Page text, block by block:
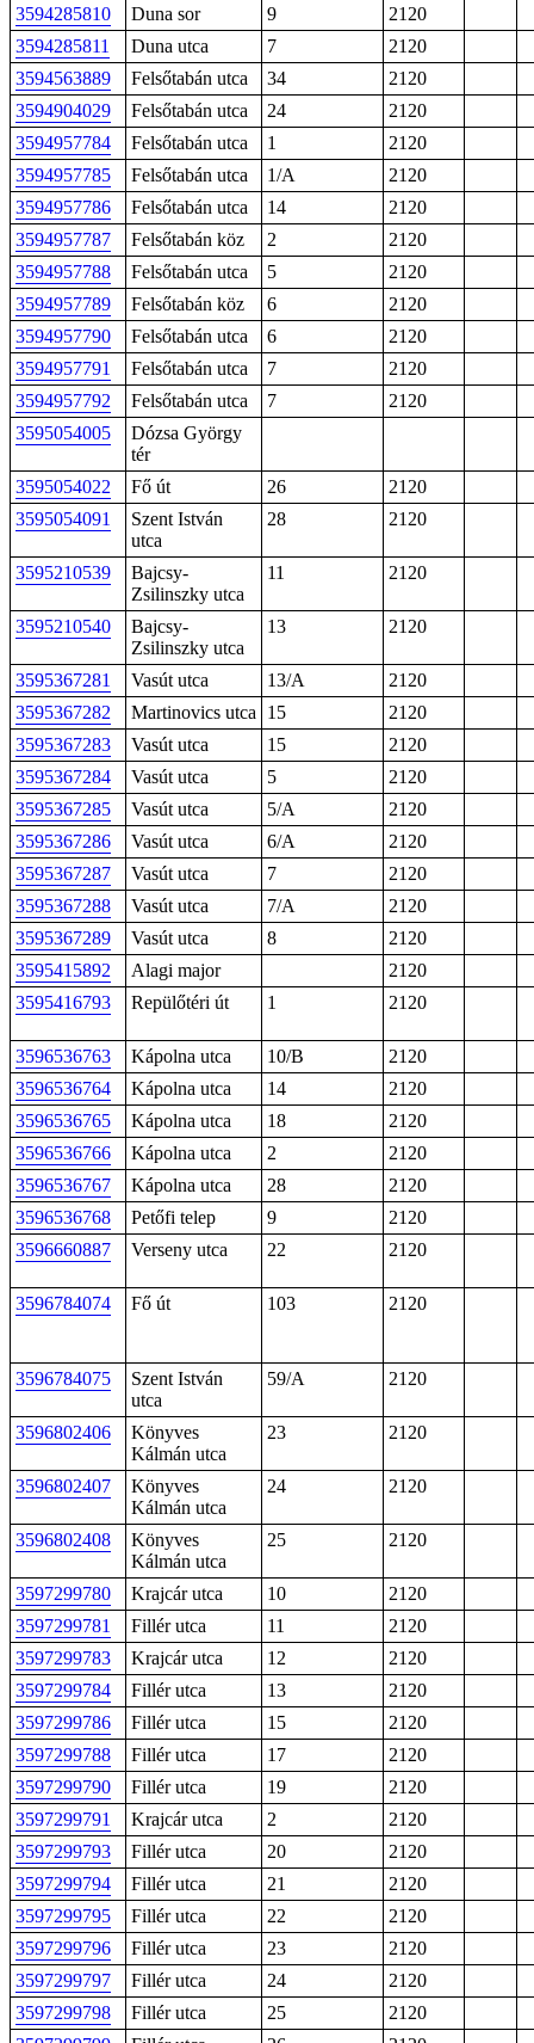
3594285810
Duna sor 9
2120
3594285811
Duna utca 7
2120
3594563889
Felsőtabán utca 34
2120
3594904029
Felsőtabán utca 24
2120
3594957784
Felsőtabán utca 1
2120
3594957785
Felsőtabán utca 1/A
2120
3594957786
Felsőtabán utca 14
2120
3594957787
Felsőtabán köz 2
2120
3594957788
Felsőtabán utca 5
2120
3594957789
Felsőtabán köz 6
2120
3594957790
Felsőtabán utca 6
2120
3594957791
Felsőtabán utca 7
2120
3594957792
Felsőtabán utca 7
2120
3595054005
Dózsa György
tér
3595054022
Fő út 26
2120
3595054091
Szent István
utca
28 2120
3595210539
Bajcsy-
Zsilinszky utca
11 2120
3595210540
Bajcsy-
Zsilinszky utca
13 2120
3595367281 Vasút utca 13/A
2120
3595367282
Martinovics utca 15
2120
3595367283
Vasút utca 15
2120
3595367284
Vasút utca 5
2120
3595367285
Vasút utca 5/A
2120
3595367286
Vasút utca 6/A
2120
3595367287
Vasút utca 7
2120
3595367288
Vasút utca 7/A
2120
3595367289
Vasút utca 8
2120
3595415892
Alagi major
2120
3595416793
Repülőtéri út 1 2120
3596536763 Kápolna utca 10/B
2120
3596536764
Kápolna utca 14
2120
3596536765
Kápolna utca 18
2120
3596536766
Kápolna utca 2
2120
3596536767
Kápolna utca 28
2120
3596536768
Petőfi telep 9
2120
3596660887
Verseny utca 22 2120
3596784074 Fő út 103 2120
3596784075
Szent István
utca
59/A 2120
3596802406
Könyves
Kálmán utca
23 2120
3596802407
Könyves
Kálmán utca
24 2120
3596802408
Könyves
Kálmán utca
25 2120
3597299780 Krajcár utca 10
2120
3597299781
Fillér utca 11
2120
3597299783
Krajcár utca 12
2120
3597299784
Fillér utca 13
2120
3597299786
Fillér utca 15
2120
3597299788
Fillér utca 17
2120
3597299790
Fillér utca 19
2120
3597299791
Krajcár utca 2
2120
3597299793
Fillér utca 20
2120
3597299794
Fillér utca 21
2120
3597299795
Fillér utca 22
2120
3597299796
Fillér utca 23
2120
3597299797
Fillér utca 24
2120
3597299798
Fillér utca 25
2120